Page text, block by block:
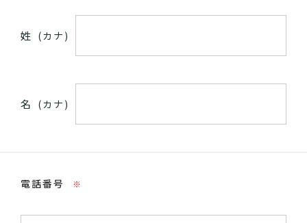
姓 (カナ)
名 (カナ)
電話番号 ※